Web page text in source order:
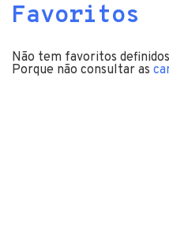
Favoritos
Não tem favoritos
Porque não consultar as